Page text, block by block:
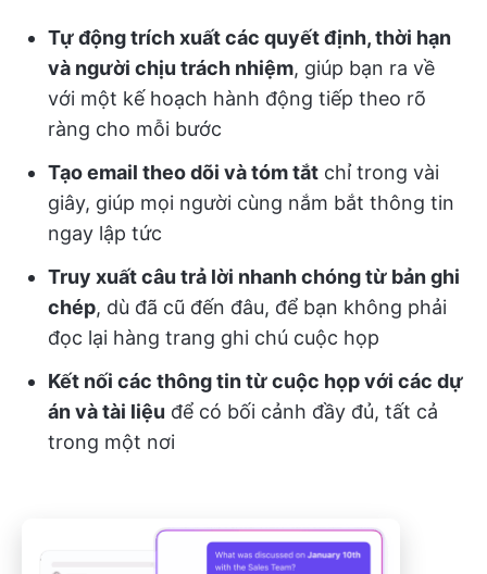
Tự động trích xuất các quyết định, thời hạn
và người chịu trách nhiệm, giúp bạn ra về
với một kế hoạch hành động tiếp theo rõ
ràng cho mỗi bước
Tạo email theo dõi và tóm tắt chỉ trong vài
giây, giúp mọi người cùng nắm bắt thông tin
ngay lập tức
Truy xuất câu trả lời nhanh chóng từ bản ghi
chép, dù đã cũ đến đâu, để bạn không phải
đọc lại hàng trang ghi chú cuộc họp
Kết nối các thông tin từ cuộc họp với các dự
án và tài liệu để có bối cảnh đầy đủ, tất cả
trong một nơi